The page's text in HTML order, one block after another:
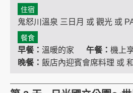
住宿
鬼怒川溫泉 三日月 或 觀光 或
餐食
早餐： 溫暖的家 午餐： 機上
晚餐： 飯店內迎賓會席料理 或